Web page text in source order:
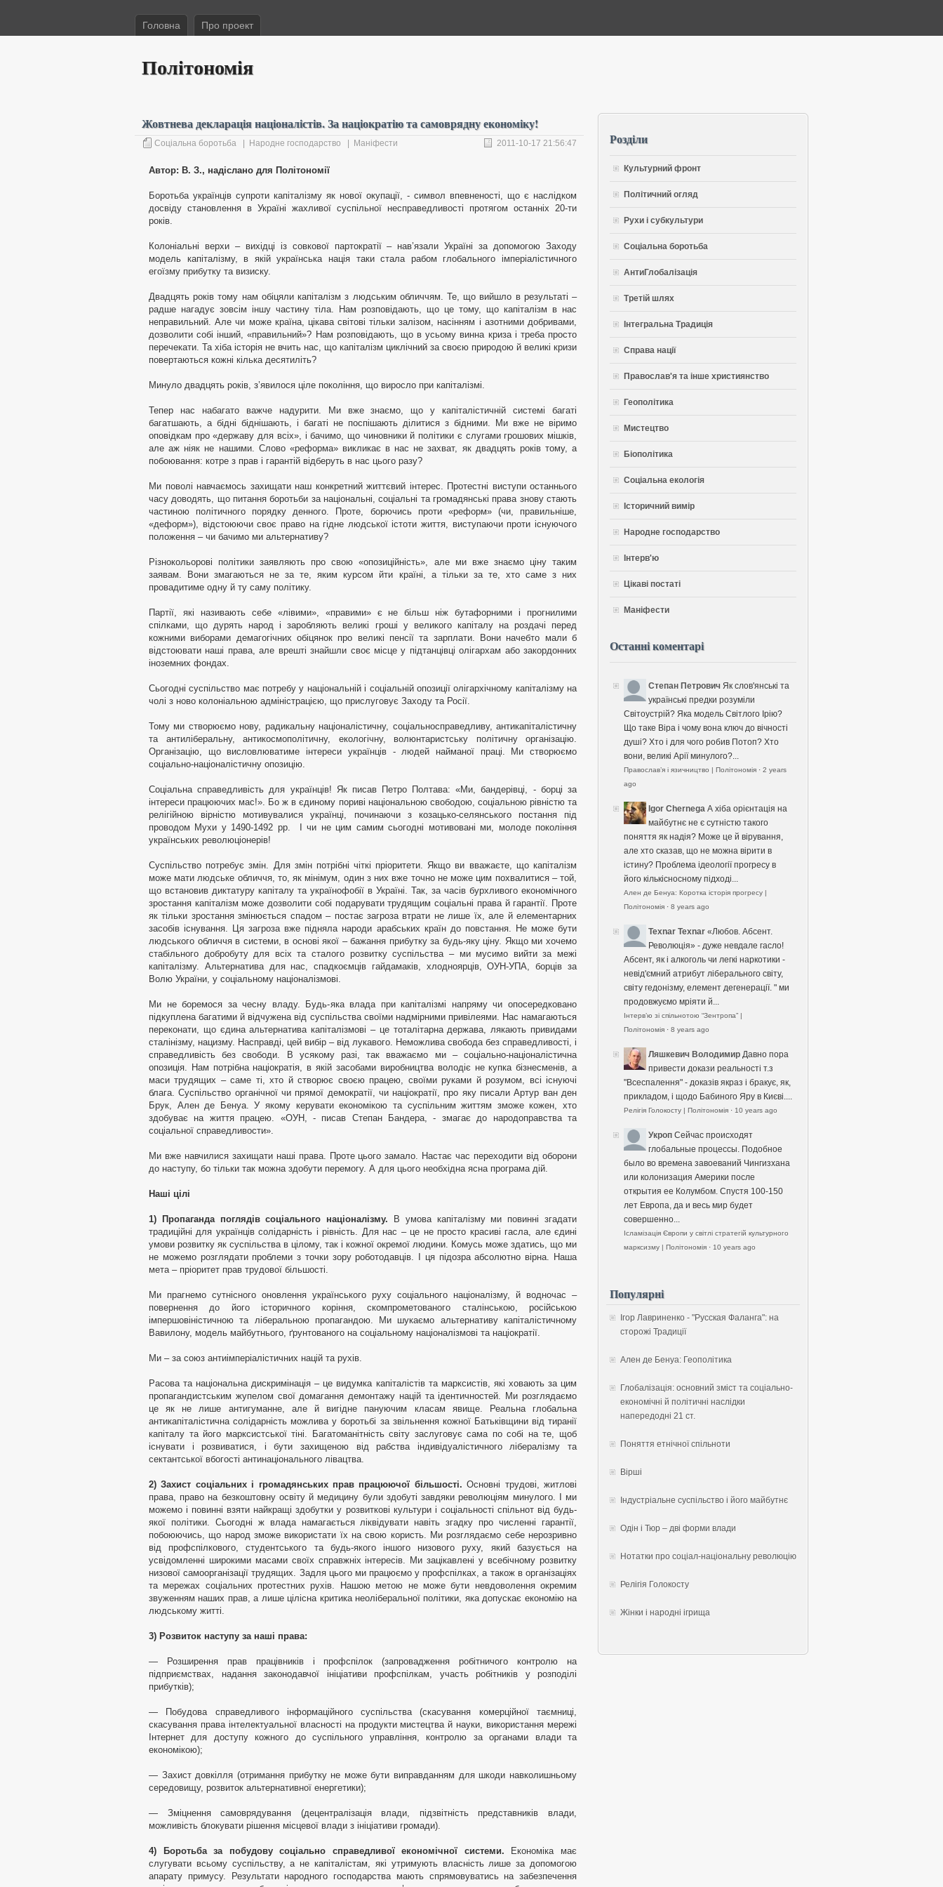
Головна Про проект
Політономія
Жовтнева декларація націоналістів. За націократію та самоврядну економіку!
Соціальна боротьба Народне господарство Маніфести 2011-10-17 21:56:47
Автор: В. З., надіслано для Політономії
Боротьба українців супроти капіталізму як нової окупації, - символ впевненості, що є наслідком
досвіду становлення в Україні жахливої суспільної несправедливості протягом останніх 20-ти
років.
Колоніальні верхи – вихідці із совкової партократії – нав’язали Україні за допомогою Заходу
модель капіталізму, в якій українська нація таки стала рабом глобального імперіалістичного
егоїзму прибутку та визиску.
Двадцять років тому нам обіцяли капіталізм з людським обличчям. Те, що вийшло в результаті –
радше нагадує зовсім іншу частину тіла. Нам розповідають, що це тому, що капіталізм в нас
неправильний. Але чи може країна, цікава світові тільки залізом, насінням і азотними добривами,
дозволити собі інший, «правильний»? Нам розповідають, що в усьому винна криза і треба просто
перечекати. Та хіба історія не вчить нас, що капіталізм циклічний за своєю природою й великі кризи
повертаються кожні кілька десятиліть?
Минуло двадцять років, з’явилося ціле покоління, що виросло при капіталізмі.
Тепер нас набагато важче надурити. Ми вже знаємо, що у капіталістичній системі багаті
багатшають, а бідні біднішають, і багаті не поспішають ділитися з бідними. Ми вже не віримо
оповідкам про «державу для всіх», і бачимо, що чиновники й політики є слугами грошових мішків,
але аж ніяк не нашими. Слово «реформа» викликає в нас не захват, як двадцять років тому, а
побоювання: котре з прав і гарантій відберуть в нас цього разу?
Ми поволі навчаємось захищати наш конкретний життєвий інтерес. Протестні виступи останнього
часу доводять, що питання боротьби за національні, соціальні та громадянські права знову стають
частиною політичного порядку денного. Проте, борючись проти «реформ» (чи, правильніше,
«деформ»), відстоюючи своє право на гідне людської істоти життя, виступаючи проти існуючого
положення – чи бачимо ми альтернативу?
Різнокольорові політики заявляють про свою «опозиційність», але ми вже знаємо ціну таким
заявам. Вони змагаються не за те, яким курсом йти країні, а тільки за те, хто саме з них
провадитиме одну й ту саму політику.
Партії, які називають себе «лівими», «правими» є не більш ніж бутафорними і прогнилими
спілками, що дурять народ і заробляють великі гроші у великого капіталу на роздачі перед
кожними виборами демагогічних обіцянок про великі пенсії та зарплати. Вони начебто мали б
відстоювати наші права, але врешті знайшли своє місце у підтанцівці олігархам або закордонних
іноземних фондах.
Сьогодні суспільство має потребу у національній і соціальній опозиції олігархічному капіталізму на
чолі з ново колоніальною адміністрацією, що прислуговує Заходу та Росії.
Тому ми створюємо нову, радикальну націоналістичну, соціальносправедливу, антикапіталістичну
та антиліберальну, антикосмополітичну, екологічну, волюнтаристську політичну організацію.
Організацію, що висловлюватиме інтереси українців - людей найманої праці. Ми створюємо
соціально-націоналістичну опозицію.
Соціальна справедливість для українців! Як писав Петро Полтава: «Ми, бандерівці, - борці за
інтереси працюючих мас!». Бо ж в єдиному пориві національною свободою, соціальною рівністю та
релігійною вірністю мотивувалися українці, починаючи з козацько-селянського постання під
проводом Мухи у 1490-1492 рр. І чи не цим самим сьогодні мотивовані ми, молоде покоління
українських революціонерів!
Суспільство потребує змін. Для змін потрібні чіткі пріоритети. Якщо ви вважаєте, що капіталізм
може мати людське обличчя, то, як мінімум, один з них вже точно не може цим похвалитися – той,
що встановив диктатуру капіталу та українофобії в Україні. Так, за часів бурхливого економічного
зростання капіталізм може дозволити собі подарувати трудящим соціальні права й гарантії. Проте
як тільки зростання змінюється спадом – постає загроза втрати не лише їх, але й елементарних
засобів існування. Ця загроза вже підняла народи арабських країн до повстання. Не може бути
людського обличчя в системи, в основі якої – бажання прибутку за будь-яку ціну. Якщо ми хочемо
стабільного добробуту для всіх та сталого розвитку суспільства – ми мусимо вийти за межі
капіталізму. Альтернатива для нас, спадкоємців гайдамаків, хлодноярців, ОУН-УПА, борців за
Волю України, у соціальному націоналізмові.
Ми не боремося за чесну владу. Будь-яка влада при капіталізмі напряму чи опосередковано
підкуплена багатими й відчужена від суспільства своїми надмірними привілеями. Нас намагаються
переконати, що єдина альтернатива капіталізмові – це тоталітарна держава, лякають привидами
сталінізму, нацизму. Насправді, цей вибір – від лукавого. Неможлива свобода без справедливості, і
справедливість без свободи. В усякому разі, так вважаємо ми – соціально-націоналістична
опозиція. Нам потрібна націократія, в якій засобами виробництва володіє не купка бізнесменів, а
маси трудящих – саме ті, хто й створює своєю працею, своїми руками й розумом, всі існуючі
блага. Суспільство органічної чи прямої демократії, чи націократії, про яку писали Артур ван ден
Брук, Ален де Бенуа. У якому керувати економікою та суспільним життям зможе кожен, хто
здобуває на життя працею. «ОУН, - писав Степан Бандера, - змагає до народоправства та
соціальної справедливости».
Ми вже навчилися захищати наші права. Проте цього замало. Настає час переходити від оборони
до наступу, бо тільки так можна здобути перемогу. А для цього необхідна ясна програма дій.
Наші цілі
1) Пропаганда поглядів соціального націоналізму.
В умова капіталізму ми повинні згадати
традиційні для українців солідарність і рівність. Для нас – це не просто красиві гасла, але єдині
умови розвитку як суспільства в цілому, так і кожної окремої людини. Комусь може здатись, що ми
не можемо розглядати проблеми з точки зору роботодавців. І ця підозра абсолютно вірна. Наша
мета – пріоритет прав трудової більшості.
Ми прагнемо сутнісного оновлення українського руху соціального націоналізму, й водночас –
повернення до його історичного коріння, скомпрометованого сталінською, російською
імпершовіністичною та ліберальною пропагандою. Ми шукаємо альтернативу капіталістичному
Вавилону, модель майбутнього, ґрунтованого на соціальному націоналізмові та націократії.
Ми – за союз антиімперіалістичних націй та рухів.
Расова та національна дискримінація – це видумка капіталістів та марксистів, які ховають за цим
пропагандистським жупелом свої домагання демонтажу націй та ідентичностей. Ми розглядаємо
це як не лише антигуманне, але й вигідне пануючим класам явище. Реальна глобальна
антикапіталістична солідарність можлива у боротьбі за звільнення кожної Батьківщини від тиранії
капіталу та його марксистської тіні. Багатоманітність світу заслуговує сама по собі на те, щоб
існувати і розвиватися, і бути захищеною від рабства індивідуалістичного лібералізму та
сектантської вбогості антинаціонального лівацтва.
2) Захист соціальних і громадянських прав працюючої більшості.Основні трудові, житлові
права, право на безкоштовну освіту й медицину були здобуті завдяки революціям минулого. І ми
можемо і повинні взяти найкращі здобутки у розвиткові культури і соціальності спільнот від будь-
якої політики. Сьогодні ж влада намагається ліквідувати навіть згадку про численні гарантії,
побоюючись, що народ зможе використати їх на свою користь. Ми розглядаємо себе нерозривно
від профспілкового, студентського та будь-якого іншого низового руху, який базується на
усвідомленні широкими масами своїх справжніх інтересів. Ми зацікавлені у всебічному розвитку
низової самоорганізації трудящих. Задля цього ми працюємо у профспілках, а також в організаціях
та мережах соціальних протестних рухів. Нашою метою не може бути невдоволення окремим
звуженням наших прав, а лише цілісна критика неоліберальної політики, яка допускає економію на
людському житті.
3) Розвиток наступу за наші права:
— Розширення прав працівників і профспілок (запровадження робітничого контролю на
підприємствах, надання законодавчої ініціативи профспілкам, участь робітників у розподілі
прибутків);
— Побудова справедливого інформаційного суспільства (скасування комерційної таємниці,
скасування права інтелектуальної власності на продукти мистецтва й науки, використання мережі
Інтернет для доступу кожного до суспільного управління, контролю за органами влади та
економікою);
— Захист довкілля (отримання прибутку не може бути виправданням для шкоди навколишньому
середовищу, розвиток альтернативної енергетики);
— Зміцнення самоврядування (децентралізація влади, підзвітність представників влади,
можливість блокувати рішення місцевої влади з ініціативи громади).
4) Боротьба за побудову соціально справедливої економічної системи.
Економіка має
слугувати всьому суспільству, а не капіталістам, які утримують власність лише за допомогою
апарату примусу. Результати народного господарства мають спрямовуватись на забезпечення
Розділи
Культурний фронт
Політичний огляд
Рухи і субкультури
Соціальна боротьба
АнтиГлобалізація
Третій шлях
Інтегральна Традиція
Справа нації
Православ'я та інше християнство
Геополітика
Мистецтво
Біополітика
Соціальна екологія
Історичний вимір
Народне господарство
Інтерв'ю
Цікаві постаті
Маніфести
Останні коментарі
Степан Петрович Як слов'янські та
українські предки розуміли
Світоустрій? Яка модель Світлого Ірію?
Що таке Віра і чому вона ключ до вічності
душі? Хто і для чого робив Потоп? Хто
вони, великі Арії минулого?...
Православ’я і язичництво | Політономія · 2 years
ago
Igor Chernega А хіба орієнтація на
майбутнє не є сутністю такого
поняття як надія? Може це й вірування,
але хто сказав, що не можна вірити в
істину? Проблема ідеології прогресу в
його кількісносному підході...
Ален де Бенуа: Коротка історія прогресу |
Політономія · 8 years ago
Texnar Texnar «Любов. Абсент.
Революція» - дуже невдале гасло!
Абсент, як і алкоголь чи легкі наркотики -
невід'ємний атрибут ліберального світу,
світу гедонізму, елемент дегенерації. " ми
продовжуємо мріяти й...
Інтерв’ю зі спільнотою “Зентропа” |
Політономія · 8 years ago
Ляшкевич Володимир Давно пора
привести докази реальності т.з
"Всеспалення" - доказів якраз і бракує, як,
прикладом, і щодо Бабиного Яру в Києві....
Релігія Голокосту | Політономія · 10 years ago
Укроп Сейчас происходят
глобальные процессы. Подобное
было во времена завоеваний Чингизхана
или колонизация Америки после
открытия ее Колумбом. Спустя 100-150
лет Европа, да и весь мир будет
совершенно...
Ісламізація Європи у світлі стратегій культурного
марксизму | Політономія · 10 years ago
Популярні
Ігор Лавриненко - "Русская Фаланга": на
сторожі Традиції
Ален де Бенуа: Геополітика
Глобалізація: основний зміст та соціально-
економічні й політичні наслідки
напередодні 21 ст.
Поняття етнічної спільноти
Вірші
Індустріальне суспільство і його майбутнє
Одін і Тюр – дві форми влади
Нотатки про соціал-національну революцію
Релігія Голокосту
Жінки і народні ігрища